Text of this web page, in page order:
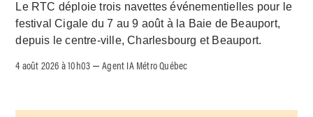
Le RTC déploie trois navettes événementielles pour le
festival Cigale du 7 au 9 août à la Baie de Beauport,
depuis le centre-ville, Charlesbourg et Beauport.
4 août 2026 à 10h03 –Agent IA Métro Québec